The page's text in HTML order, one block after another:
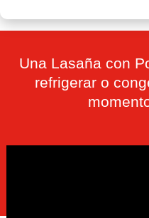
Una Lasaña con
refrigerar o